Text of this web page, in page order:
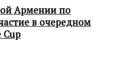
Армении по
в очередном
Cup